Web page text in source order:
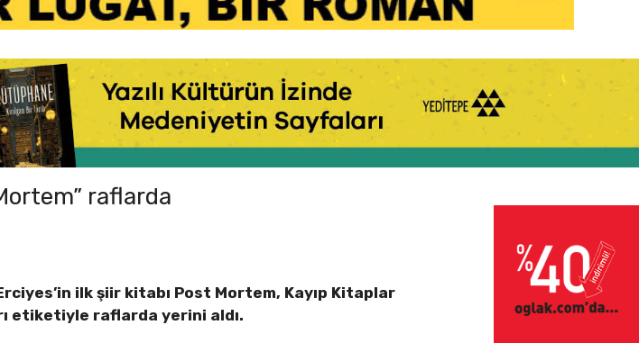
raflarda
ilk şiir kitabı Post Mortem, Kayıp Kitaplar
etiketiyle raflarda yerini aldı.